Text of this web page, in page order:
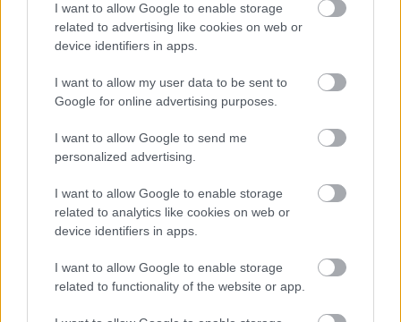
I want to allow Google to enable storage
related to advertising like cookies on web or
device identifiers in apps.
I want to allow my user data to be sent to
Google for online advertising purposes.
I want to allow Google to send me
personalized advertising.
I want to allow Google to enable storage
related to analytics like cookies on web or
device identifiers in apps.
I want to allow Google to enable storage
related to functionality of the website or app.
TERMÉSZETFELETTI ERŐK ÉS ELFELEDETT
TITKOK: ITT A SHELBY OAKS – A GONOSZ
NYOMÁBAN MAGYAR ELŐZETESE